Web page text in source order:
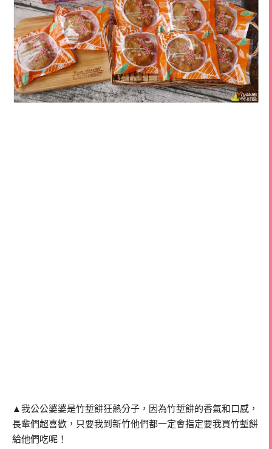
▲我公公婆婆是竹塹餅狂熱分子，因為竹塹餅的香氣和口感，
長輩們超喜歡，只要我到新竹他們都一定會指定要我買竹塹餅
給他們吃呢！